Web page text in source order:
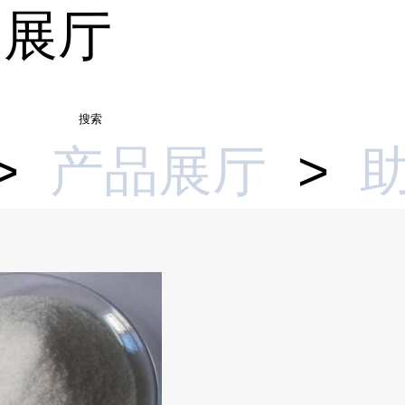
厅
搜索
产品展厅 >